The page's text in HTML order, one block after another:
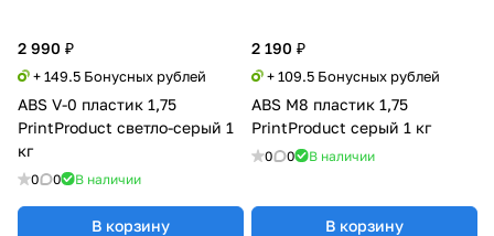
2 990 ₽
+ 149.5 Бонусных рублей
ABS V-0 пластик 1,75
PrintProduct светло-серый 1
кг
0 0 В наличии
В корзину
2 190 ₽
+ 109.5 Бонусных рублей
ABS M8 пластик 1,75
PrintProduct серый 1 кг
0 0 В наличии
В корзину